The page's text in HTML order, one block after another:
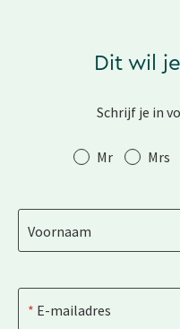
Dit wil
Schrijf je in
Aanhef Mr Mrs
Voornaam
E-mailadres